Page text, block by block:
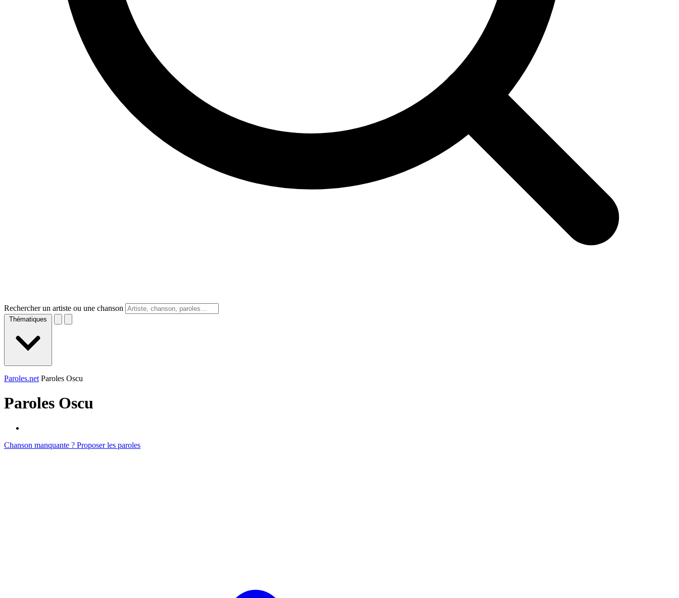
Rechercher un artiste ou une chanson
Thématiques
Paroles.net Paroles Oscu
Paroles Oscu
Chanson manquante ? Proposer les paroles